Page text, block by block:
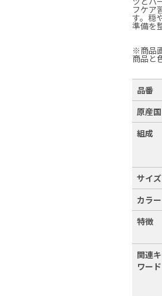
フケア
す。穏
準備を
※商品
商品と
品番
原産国
組成
サイズ
カラー
特徴
関連
ワード